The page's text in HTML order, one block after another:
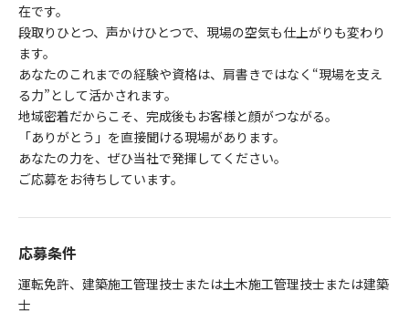
在です。
段取りひとつ、声かけひとつで、現場の空気も仕上がりも変わり
ます。
あなたのこれまでの経験や資格は、肩書きではなく“現場を支え
る力”として活かされます。
地域密着だからこそ、完成後もお客様と顔がつながる。
「ありがとう」を直接聞ける現場があります。
あなたの力を、ぜひ当社で発揮してください。
ご応募をお待ちしています。
応募条件
運転免許、建築施工管理技士または土木施工管理技士または建築
士